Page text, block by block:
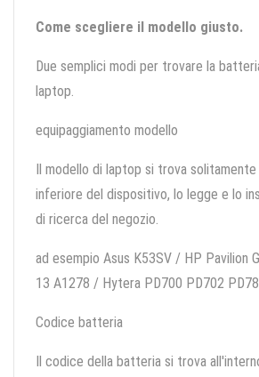
Come scegliere il modello giusto.
Due semplici modi per trovare la
laptop.
equipaggiamento modello
Il modello di laptop si trova
inferiore del dispositivo, lo legge e lo
di ricerca del negozio.
ad esempio Asus K53SV / HP Pavilion
13 A1278 / Hytera PD700 PD702
Codice batteria
Il codice della batteria si trova